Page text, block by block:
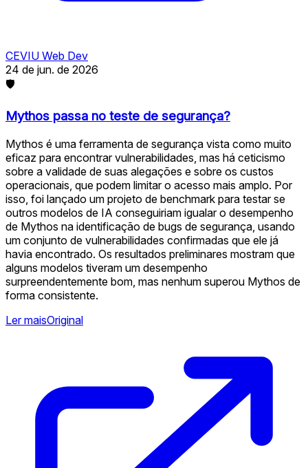
CEVIU Web Dev
24 de jun. de 2026
🛡
Mythos passa no teste de segurança?
Mythos é uma ferramenta de segurança vista como muito
eficaz para encontrar vulnerabilidades, mas há ceticismo
sobre a validade de suas alegações e sobre os custos
operacionais, que podem limitar o acesso mais amplo. Por
isso, foi lançado um projeto de benchmark para testar se
outros modelos de IA conseguiriam igualar o desempenho
de Mythos na identificação de bugs de segurança, usando
um conjunto de vulnerabilidades confirmadas que ele já
havia encontrado. Os resultados preliminares mostram que
alguns modelos tiveram um desempenho
surpreendentemente bom, mas nenhum superou Mythos de
forma consistente.
Ler maisOriginal